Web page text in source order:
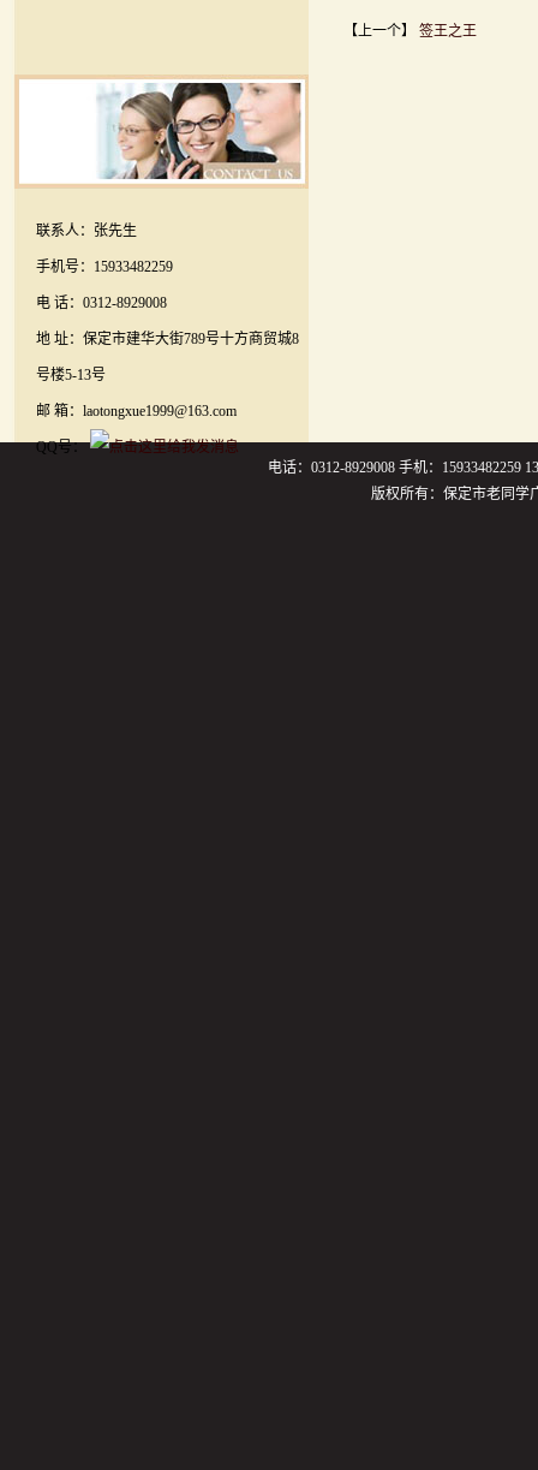
联系人：张先生
手机号：15933482259
电 话：0312-8929008
地 址：保定市建华大街789号十方商贸城8
号楼5-13号
邮 箱：laotongxue1999@163.com
QQ号：
【上一个】 签王之王
电话：0312-8929008 手机：15933482259
版权所有：保定市老同学